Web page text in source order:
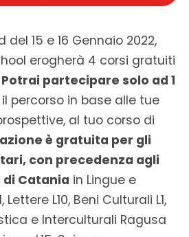
15 e 16 Gennaio 2022,
erogherà 4 corsi gratuiti
Potrai partecipare solo ad 1
il percorso in base alle tue
al tuo corso di
è gratuita per gli
con precedenza agli
Catania in Lingue e
Lettere L10, Beni Culturali L1,
e Interculturali Ragusa